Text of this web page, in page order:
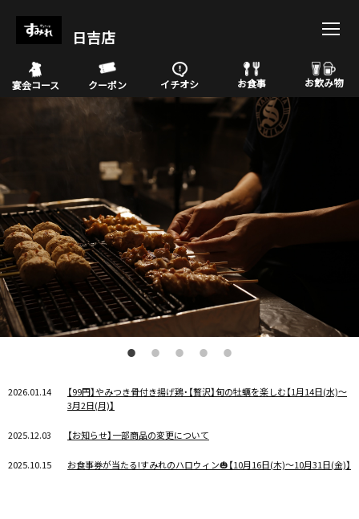
日吉店
宴会コース クーポン イチオシ お食事 お飲み物
2026.01.14
【99円】やみつき骨付き揚げ鶏・【贅沢】旬の牡蠣を楽しむ【1月14日(水)～
3月2日(月)】
2025.12.03 【お知らせ】一部商品の変更について
2025.10.15 お食事券が当たる!すみれのハロウィン🎃【10月16日(木)～10月31日(金)】